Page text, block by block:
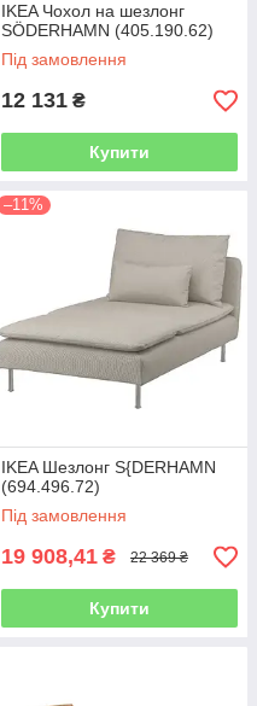
IKEA Чохол на шезлонг
SÖDERHAMN (405.190.62)
Під замовлення
12 131 ₴
Купити
–11%
IKEA Шезлонг S{DERHAMN
(694.496.72)
Під замовлення
19 908,41 ₴ 22 369 ₴
Купити